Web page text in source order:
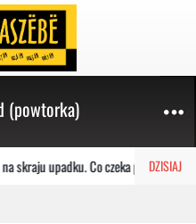
(powtorka)
DZISIAJ
upadku. Co czeka placówkę?